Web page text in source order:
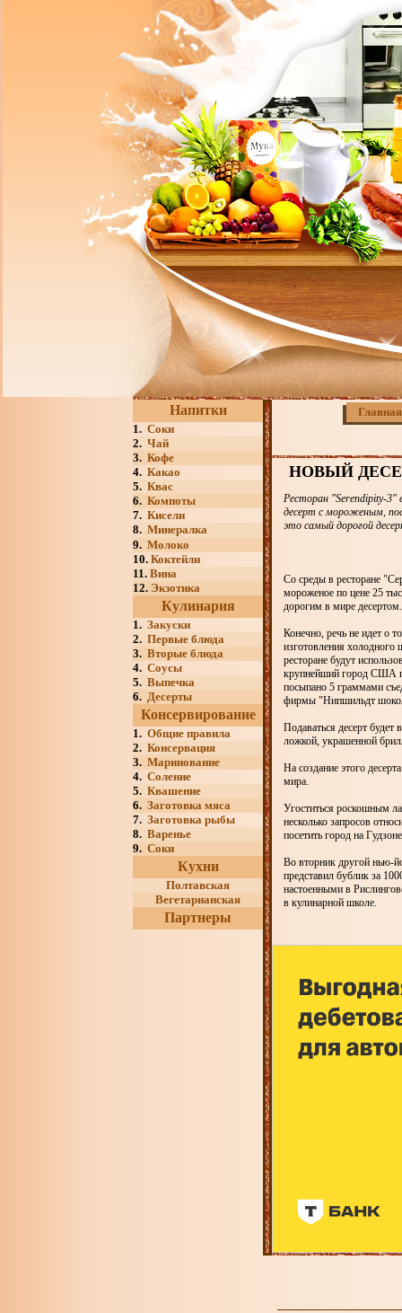
Напитки
1. Соки
2. Чай
3. Кофе
4. Какао
5. Квас
6. Компоты
7. Кисели
8. Минералка
9. Молоко
10. Коктейли
11. Вина
12. Экзотика
Кулинария
1. Закуски
2. Первые блюда
3. Вторые блюда
4. Соусы
5. Выпечка
6. Десерты
Консервирование
1. Общие правила
2. Консервация
3. Маринование
4. Соление
5. Квашение
6. Заготовка мяса
7. Заготовка рыбы
8. Варенье
9. Соки
Кухни
Полтавская
Вегетарианская
Партнеры
Главная
НОВЫЙ
Ресторан "Serendipity-3"
десерт с мороженым,
это самый дорогой
Со среды в ресторане
мороженое по цене 25
дорогим в мире десертом.
Конечно, речь не идет о
изготовления холодного
ресторане будут
крупнейший город США
посыпано 5 граммами
фирмы "Нипшильдт
Подаваться десерт
ложкой, украшенной
На создание этого
мира.
Угоститься роскошным
несколько запросов
посетить город на
Во вторник другой нью-
представил бублик за
настоенными в
в кулинарной школе.